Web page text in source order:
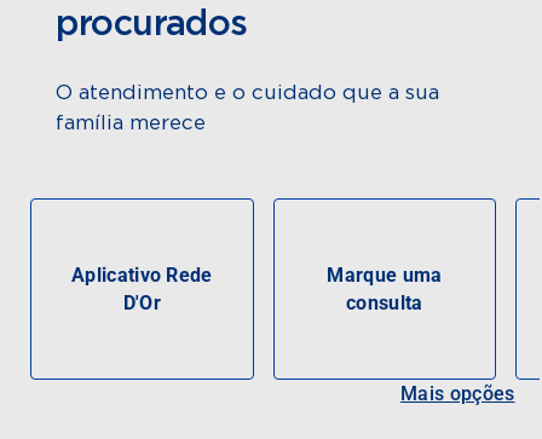
procurados
O atendimento e o cuidado que a sua
família merece
Aplicativo Rede
D'Or
Marque uma
consulta
Mais opções